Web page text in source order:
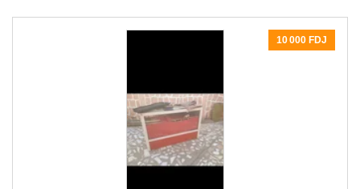
10 000 FDJ